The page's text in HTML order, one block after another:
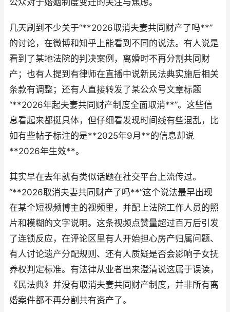
公众对于婚姻制度变迁的关注与焦虑。
几天刷到不少关于“**2026取消夫妻共同财产了吗**”
的讨论，在微博和知乎上能看到不同的说法。有人说是
看到了某地法院的判决案例，离婚时不再分割共同财
产；也有人提到有律师在直播中说新民法典实施后相关
条款有调整；还有人直接转发了某公众号文章标题
“**2026年起夫妻共同财产制度全面取消**”。这些信
息看起来都挺具体，但仔细看发现时间线有些混乱，比
如有些帖子标注的是**2025年9月**的信息却说
**2026年生效**。
其实早在去年就有类似话题在社交平台上流传过。
“**2026取消夫妻共同财产了吗**”这个说法最早出现
在某个短视频博主的视频里，并配上法院工作人员的照
片和模糊的文字说明。这条视频点赞量超过百万后引发
了连锁反应，在评论区里有人开始担心房产归属问题、
有人讨论遗产分配规则、还有人质疑是否会影响子女抚
养权判定标准。有法律从业者出来澄清说这属于误读，
《民法典》并没有取消夫妻共同财产制度，并非所有离
婚案件都不再分割共有资产了。